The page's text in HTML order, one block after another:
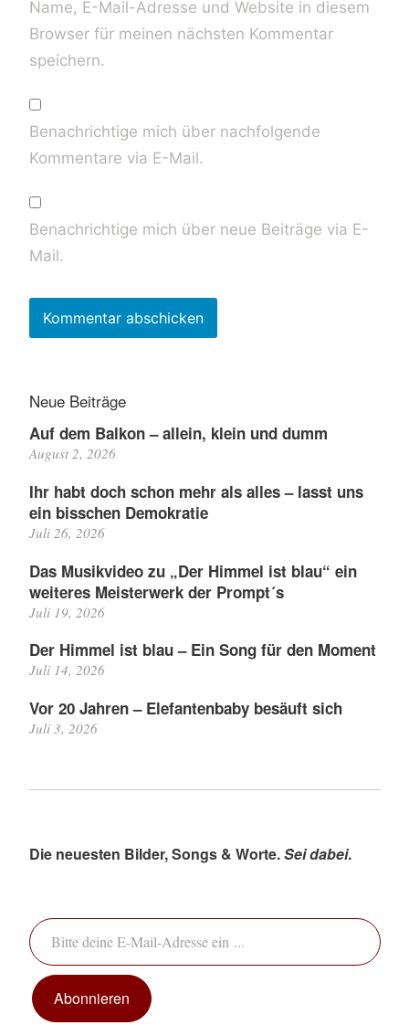
Name, E-Mail-Adresse und Website in diesem
Browser für meinen nächsten Kommentar
speichern.
Benachrichtige mich über nachfolgende
Kommentare via E-Mail.
Benachrichtige mich über neue Beiträge via E-
Mail.
Neue Beiträge
Auf dem Balkon – allein, klein und dumm
August 2, 2026
Ihr habt doch schon mehr als alles – lasst uns
ein bisschen Demokratie
Juli 26, 2026
Das Musikvideo zu „Der Himmel ist blau“ ein
weiteres Meisterwerk der Prompt´s
Juli 19, 2026
Der Himmel ist blau – Ein Song für den Moment
Juli 14, 2026
Vor 20 Jahren – Elefantenbaby besäuft sich
Juli 3, 2026
Die neuesten Bilder, Songs & Worte.Sei dabei.
Bitte deine E-Mail-Adresse ein ...
Abonnieren